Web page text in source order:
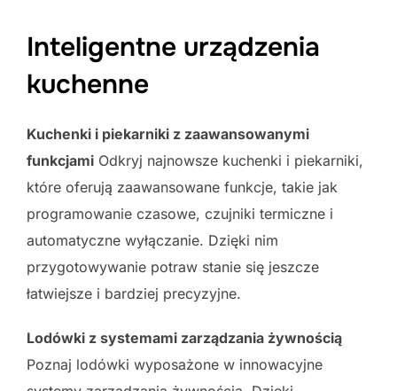
Inteligentne urządzenia
kuchenne
Kuchenki i piekarniki z zaawansowanymi
funkcjami Odkryj najnowsze kuchenki i piekarniki,
które oferują zaawansowane funkcje, takie jak
programowanie czasowe, czujniki termiczne i
automatyczne wyłączanie. Dzięki nim
przygotowywanie potraw stanie się jeszcze
łatwiejsze i bardziej precyzyjne.
Lodówki z systemami zarządzania żywnością
Poznaj lodówki wyposażone w innowacyjne